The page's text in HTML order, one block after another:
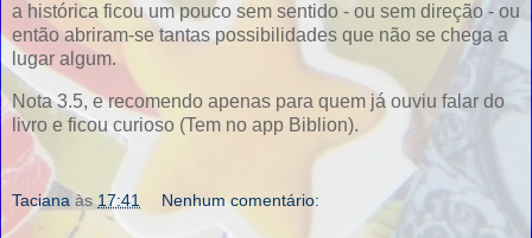
a histórica ficou um pouco sem sentido - ou sem direção - ou
então abriram-se tantas possibilidades que não se chega a
lugar algum.
Nota 3.5, e recomendo apenas para quem já ouviu falar do
livro e ficou curioso (Tem no app Biblion).
Taciana às 17:41 Nenhum comentário: